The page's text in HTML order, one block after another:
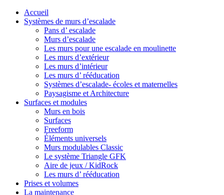
Accueil
Systèmes de murs d’escalade
Pans d’ escalade
Murs d’escalade
Les murs pour une escalade en moulinette
Les murs d’extérieur
Les murs d’intérieur
Les murs d’ rééducation
Systèmes d’escalade- écoles et maternelles
Paysagisme et Architecture
Surfaces et modules
Murs en bois
Surfaces
Freeform
Éléments universels
Murs modulables Classic
Le système Triangle GFK
Aire de jeux / KidRock
Les murs d’ rééducation
Prises et volumes
La maintenance